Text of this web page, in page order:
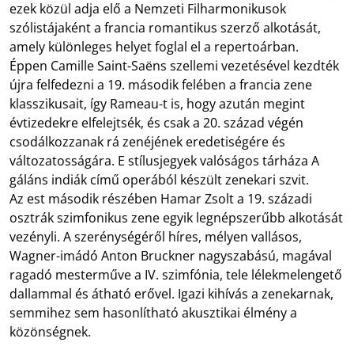
ezek közül adja elő a Nemzeti Filharmonikusok
szólistájaként a francia romantikus szerző alkotását,
amely különleges helyet foglal el a repertoárban.
Éppen Camille Saint-Saëns szellemi vezetésével kezdték
újra felfedezni a 19. második felében a francia zene
klasszikusait, így Rameau-t is, hogy azután megint
évtizedekre elfelejtsék, és csak a 20. század végén
csodálkozzanak rá zenéjének eredetiségére és
változatosságára. E stílusjegyek valóságos tárháza A
gáláns indiák című operából készült zenekari szvit.
Az est második részében Hamar Zsolt a 19. századi
osztrák szimfonikus zene egyik legnépszerűbb alkotását
vezényli. A szerénységéről híres, mélyen vallásos,
Wagner-imádó Anton Bruckner nagyszabású, magával
ragadó mesterműve a IV. szimfónia, tele lélekmelengető
dallammal és átható erővel. Igazi kihívás a zenekarnak,
semmihez sem hasonlítható akusztikai élmény a
közönségnek.